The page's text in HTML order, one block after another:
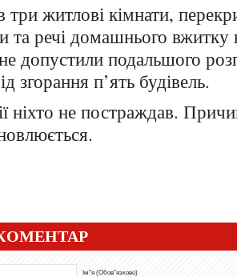
три житлові кімнати,
та речі домашнього
допустили подальшого
згорання п’ять будівель.
ніхто не постраждав.
Ім"я (Обов"язково)